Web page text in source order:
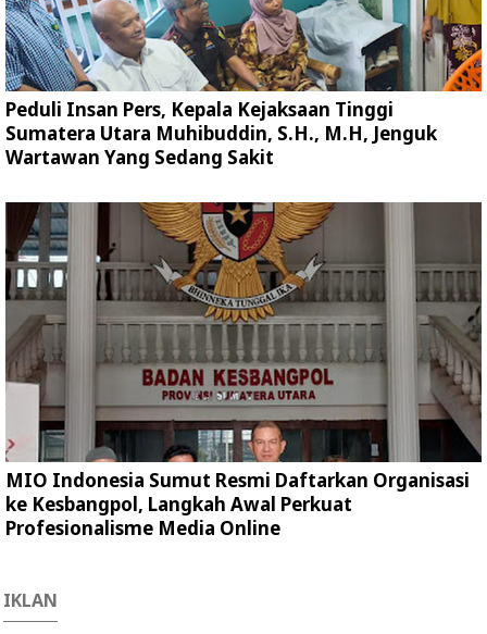
Peduli Insan Pers, Kepala Kejaksaan Tinggi
Sumatera Utara Muhibuddin, S.H., M.H, Jenguk
Wartawan Yang Sedang Sakit
MIO Indonesia Sumut Resmi Daftarkan Organisasi
ke Kesbangpol, Langkah Awal Perkuat
Profesionalisme Media Online
IKLAN